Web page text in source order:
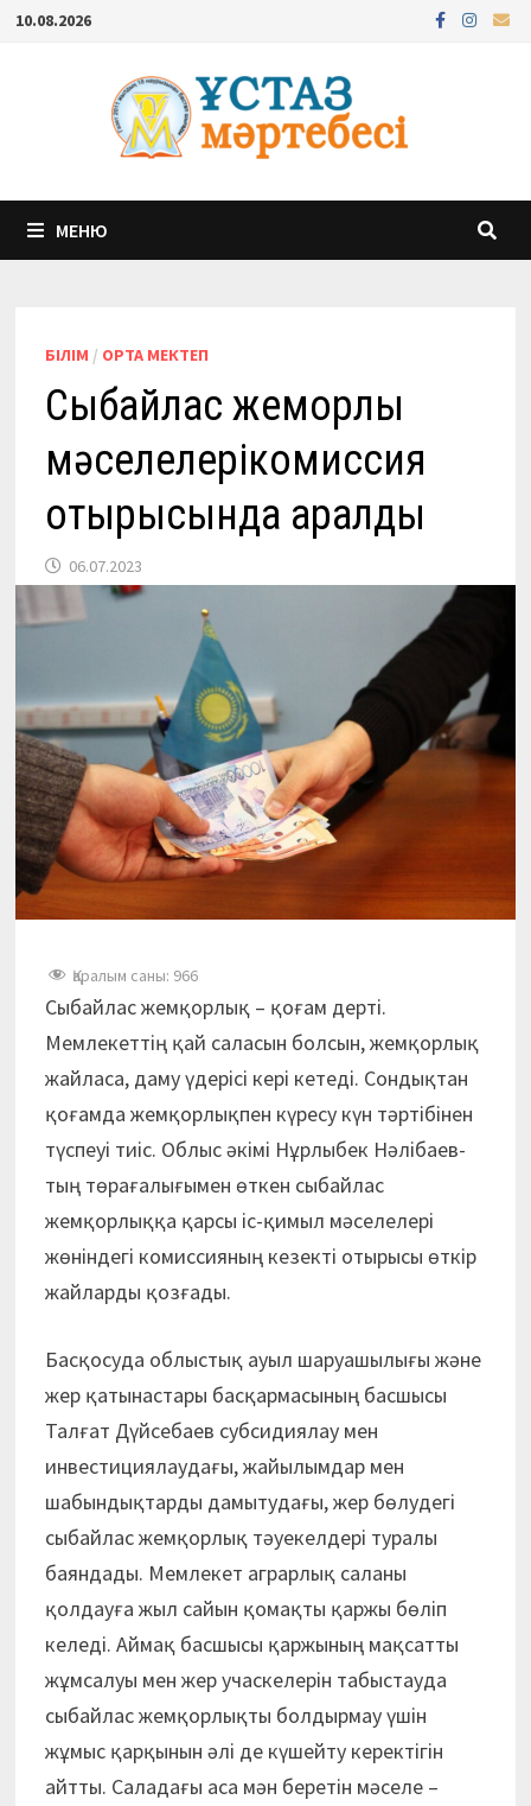
Перейти
содержимому
10.08.2026
МЕНЮ
БІЛІМ / ОРТА МЕКТЕП
Сыбайлас жемқорлық
мәселелерікомиссия
отырысында қаралды
06.07.2023
Қаралым саны: 966
Сыбайлас жемқорлық – қоғам дерті.
Мемлекеттің қай саласын болсын, жемқорлық
жайласа, даму үдерісі кері кетеді. Сондықтан
қоғамда жемқорлықпен күресу күн тәртібінен
түспеуі тиіс. Облыс әкімі Нұрлыбек Нәлібаев­
тың төрағалығымен өткен сыбайлас
жемқорлыққа қарсы іс-қимыл мәселелері
жөніндегі комиссияның кезекті отырысы өткір
жайларды қозғады.
Басқосуда облыстық ауыл шаруашылығы және
жер қатынастары басқармасының басшысы
Талғат Дүйсебаев субсидиялау мен
инвестициялау­дағы, жайылымдар мен
шабындықтарды дамытудағы, жер бөлудегі
сыбайлас жемқорлық тәуекелдері туралы
баяндады. Мемлекет аграрлық саланы
қолдау­ға жыл сайын қомақты қаржы бөліп
келеді. Аймақ басшысы қаржының мақсатты
жұмсалуы мен жер учаскелерін табыстауда
сыбайлас жемқорлықты болдырмау үшін
жұмыс қарқынын әлі де күшейту керектігін
айтты. Саладағы аса мән беретін мәселе –